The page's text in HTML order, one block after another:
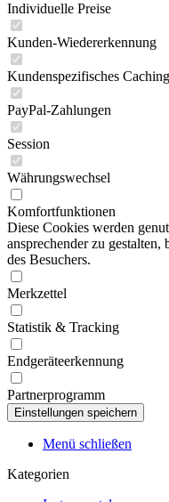
Individuelle Preise
Kunden-Wiedererkennung
Kundenspezifisches Caching
PayPal-Zahlungen
Session
Währungswechsel
Komfortfunktionen
Diese Cookies werden
ansprechender zu
des Besuchers.
Merkzettel
Statistik & Tracking
Endgeräteerkennung
Partnerprogramm
Menü schließen
Kategorien